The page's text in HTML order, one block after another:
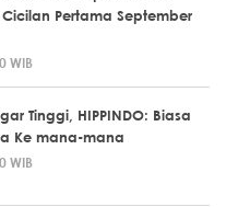
Pertama September
WIB
Tinggi, HIPPINDO: Biasa
Ke mana-mana
WIB